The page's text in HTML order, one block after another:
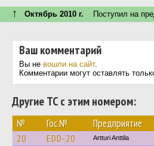
↑ Октябрь 2010 г. Поступил на
Ваш комментарий
Вы не вошли на сайт.
Комментарии могут оставлять
Другие ТС с этим номером:
№ Гос.№ Предприятие
20 EDD-20 Artturi Anttila